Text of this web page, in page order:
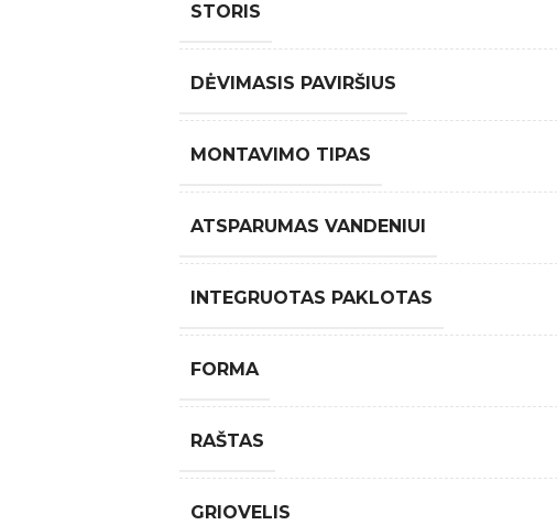
STORIS
DĖVIMASIS PAVIRŠIUS
MONTAVIMO TIPAS
ATSPARUMAS VANDENIUI
INTEGRUOTAS PAKLOTAS
FORMA
RAŠTAS
GRIOVELIS